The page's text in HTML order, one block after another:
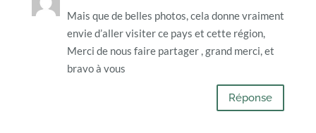
Mais que de belles photos, cela donne vraiment
envie d’aller visiter ce pays et cette région,
Merci de nous faire partager , grand merci, et
bravo à vous
Réponse